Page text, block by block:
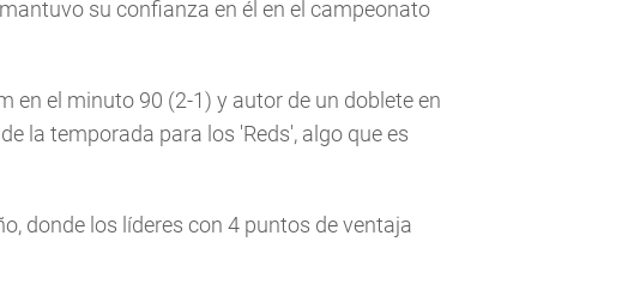
su confianza en él en el campeonato
en el minuto 90 (2-1) y autor de un doblete en
la temporada para los 'Reds', algo que es
donde los líderes con 4 puntos de ventaja